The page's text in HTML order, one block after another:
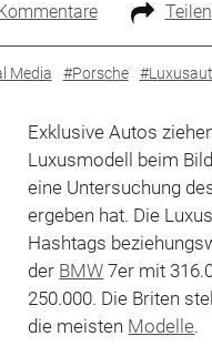
Teilen
Media #Porsche
Exklusive Autos
Luxusmodell beim
eine Untersuchung
ergeben hat. Die
Hashtags
der BMW 7er mit
250.000. Die Briten
die meisten Modelle.